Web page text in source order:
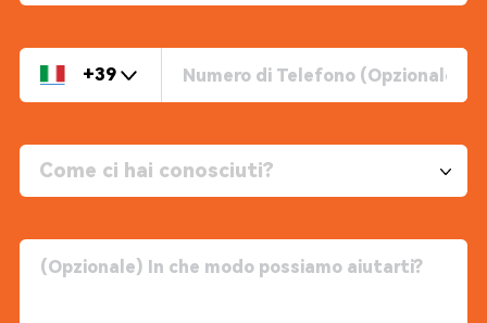
+39
Come ci hai conosciuti?